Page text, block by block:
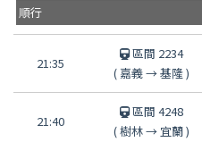
順行
21:35
區間 2234
( 嘉義→基隆)
21:40
區間 4248
(樹林→ 宜蘭)